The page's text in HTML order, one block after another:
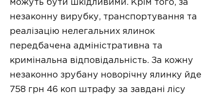
можуть бути шкідливими. Крім того, за
незаконну вирубку, транспортування та
реалізацію нелегальних ялинок
передбачена адміністративна та
кримінальна відповідальність. За кожну
незаконно зрубану новорічну ялинку йде
758 грн 46 коп штрафу за завдані лісу